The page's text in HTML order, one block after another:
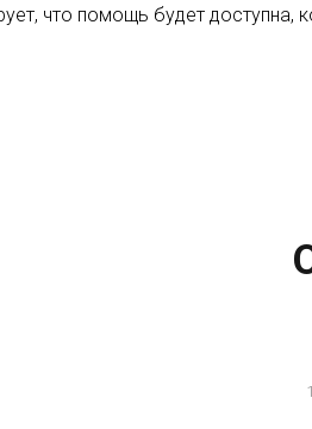
что помощь будет доступна,